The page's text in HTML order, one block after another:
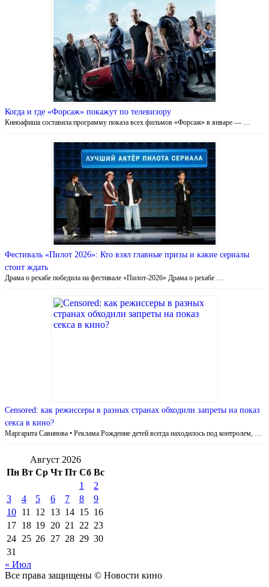
Когда и где «Форсаж» покажут по телевизору
Киноафиша составила программу показа всех фильмов «Форсаж» в январе — …
Фестиваль «Пилот 2026»: Кто взял главные призы и какие сериалы
стоит ждать
Драма о рехабе победила на фестивале «Пилот-2026» Драма о рехабе …
Censored: как режиссеры в разных странах обходили запреты на показ
секса в кино?
Маргарита Савинова • Реклама Рождение детей всегда находилось под контролем, …
Август 2026
Пн Вт Ср Чт Пт Сб Вс
1
2
3
4 5 6 7 8
9
10 11 12 13 14 15 16
17 18 19 20 21 22 23
24 25 26 27 28 29 30
31
« Июл
Все права защищены © Новости кино